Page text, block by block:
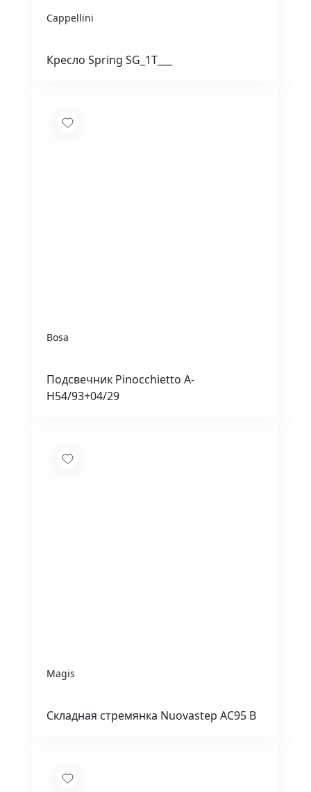
Cappellini
Кресло Spring SG_1T___
Bosa
Подсвечник Pinocchietto A-
H54/93+04/29
Magis
Складная стремянка Nuovastep АС95 В